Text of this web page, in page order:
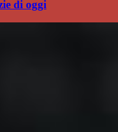
di oggi